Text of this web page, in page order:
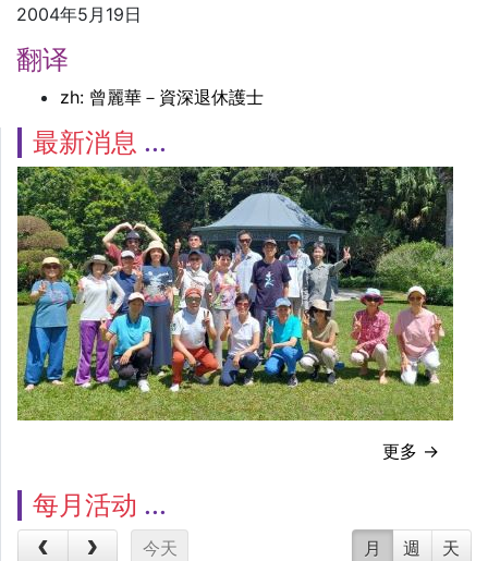
2004年5月19日
翻译
zh: 曾麗華－資深退休護士
最新消息
更多 →
每月活动
今天 月 週 天